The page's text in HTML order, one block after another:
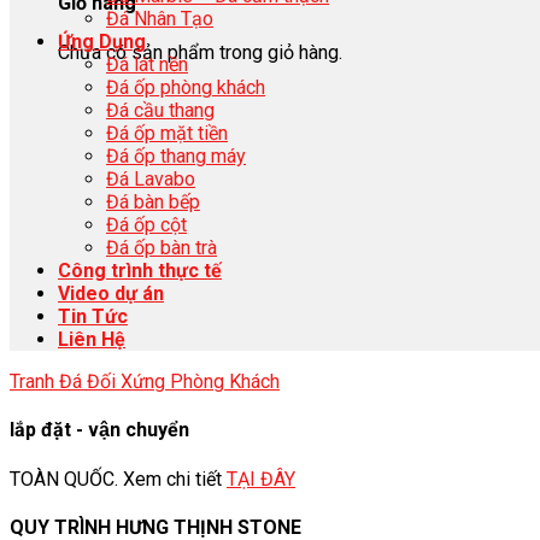
Chưa có sản phẩm trong giỏ hàng.
Đá Nhân Tạo
Ứng Dụng
Đá lát nền
Đá ốp phòng khách
Đá cầu thang
Đá ốp mặt tiền
Đá ốp thang máy
Đá Lavabo
Đá bàn bếp
Đá ốp cột
Đá ốp bàn trà
Công trình thực tế
Video dự án
Tin Tức
Liên Hệ
Tranh Đá Đối Xứng Phòng Khách
lắp đặt - vận chuyển
TOÀN QUỐC. Xem chi tiết TẠI ĐÂY
QUY TRÌNH HƯNG THỊNH STONE